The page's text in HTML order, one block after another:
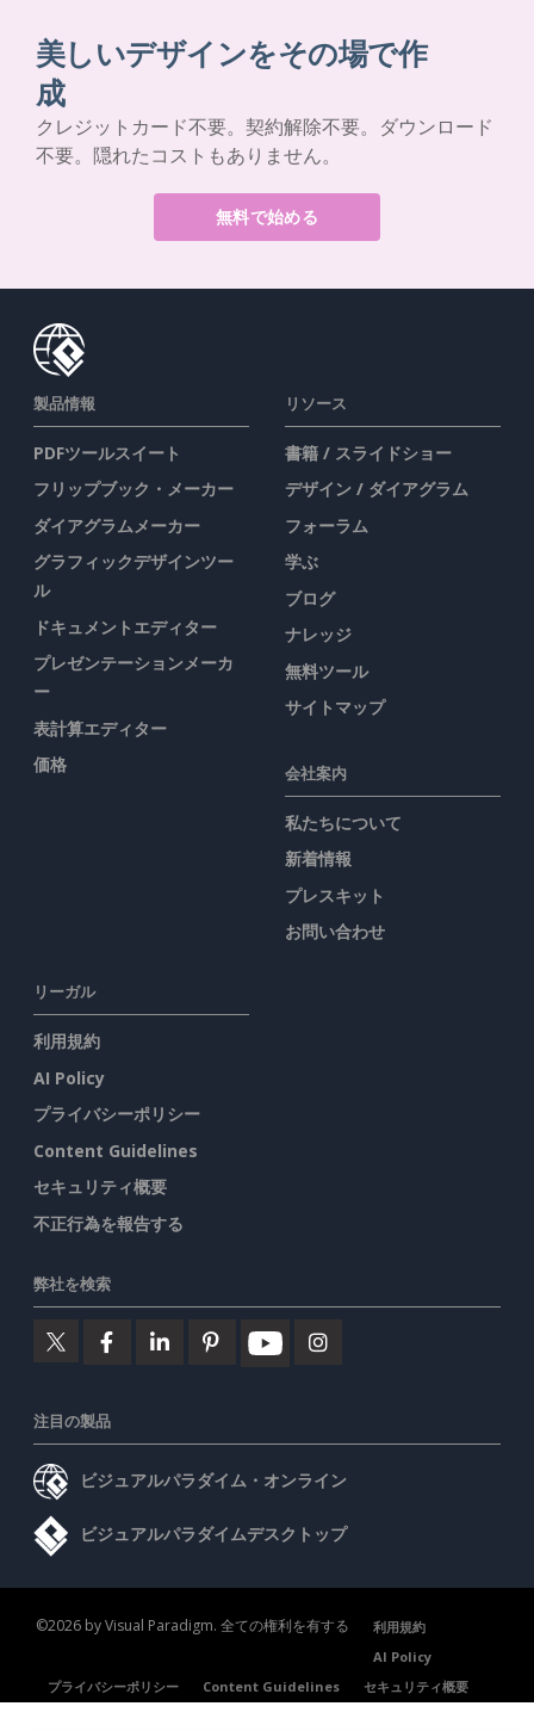
美しいデザインをその場で作
成
クレジットカード不要。契約解除不要。ダウンロード
不要。隠れたコストもありません。
無料で始める
製品情報
PDFツールスイート
フリップブック・メーカー
ダイアグラムメーカー
グラフィックデザインツー
ル
ドキュメントエディター
プレゼンテーションメーカ
ー
表計算エディター
価格
リソース
書籍 / スライドショー
デザイン / ダイアグラム
フォーラム
学ぶ
ブログ
ナレッジ
無料ツール
サイトマップ
会社案内
私たちについて
新着情報
プレスキット
お問い合わせ
リーガル
利用規約
AI Policy
プライバシーポリシー
Content Guidelines
セキュリティ概要
不正行為を報告する
弊社を検索
注目の製品
ビジュアルパラダイム・オンライン
ビジュアルパラダイムデスクトップ
©2026 by Visual Paradigm. 全ての権利を有する
利用規約
AI Policy
プライバシーポリシー
Content Guidelines セキュリティ概要